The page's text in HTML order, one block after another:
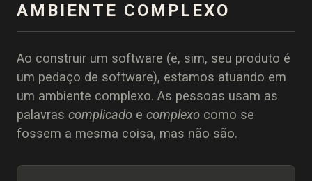
AMBIENTE COMPLEXO
Ao construir um software (e, sim, seu produto é
um pedaço de software), estamos atuando em
um ambiente complexo. As pessoas usam as
palavras complicado e complexo como se
fossem a mesma coisa, mas não são.